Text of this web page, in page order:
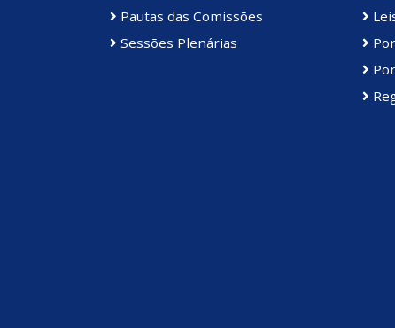
Pautas das Comissões
Sessões Plenárias